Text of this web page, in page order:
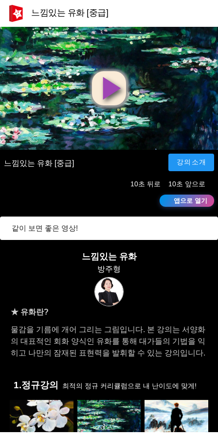
느낌있는 유화 [중급]
영
상
재
생
느낌있는 유화 [중급] 강의소개
10초 뒤로 10초 앞으로
앱으로 열기
같이 보면 좋은 영상!
느낌있는 유화
방주형
★ 유화란?
물감을 기름에 개어 그리는 그림​입니다. 본 강의는 서양화
의 대표적인 회화 양식인 유화를 통해 대가들의 기법을 익
히고 나만의 잠재된 표현력을 발휘할 수 있는 강의입니다.
1.정규강의 최적의 정규 커리큘럼으로 내 난이도에 맞게!